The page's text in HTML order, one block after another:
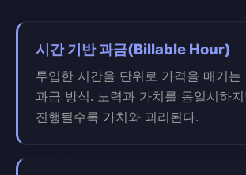
시간 기반 과금(Billable Hour)
투입한 시간을 단위로 가격을 매기는
과금 방식. 노력과 가치를 동일시하
진행될수록 가치와 괴리된다.